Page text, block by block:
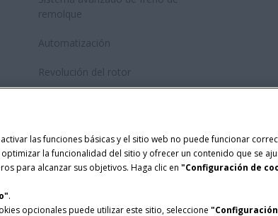
remolque
Automatización
Revolución del rotor
las funciones básicas y el sitio web no puede funcionar
la funcionalidad del sitio y ofrecer un contenido que se
para alcanzar sus objetivos. Haga clic en "Configuración de
.
opcionales puede utilizar este sitio, seleccione